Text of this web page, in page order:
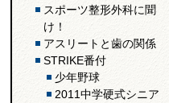
スポーツ整形外科に聞
け！
アスリートと歯の関係
STRIKE番付
少年野球
2011中学硬式シニア